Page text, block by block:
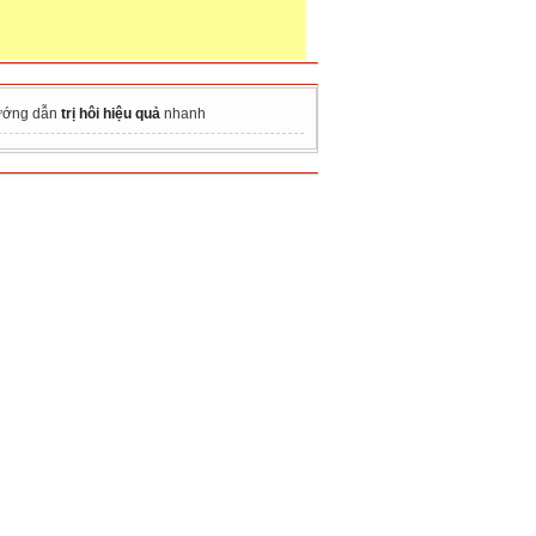
dẫn trị hôi hiệu quả nhanh